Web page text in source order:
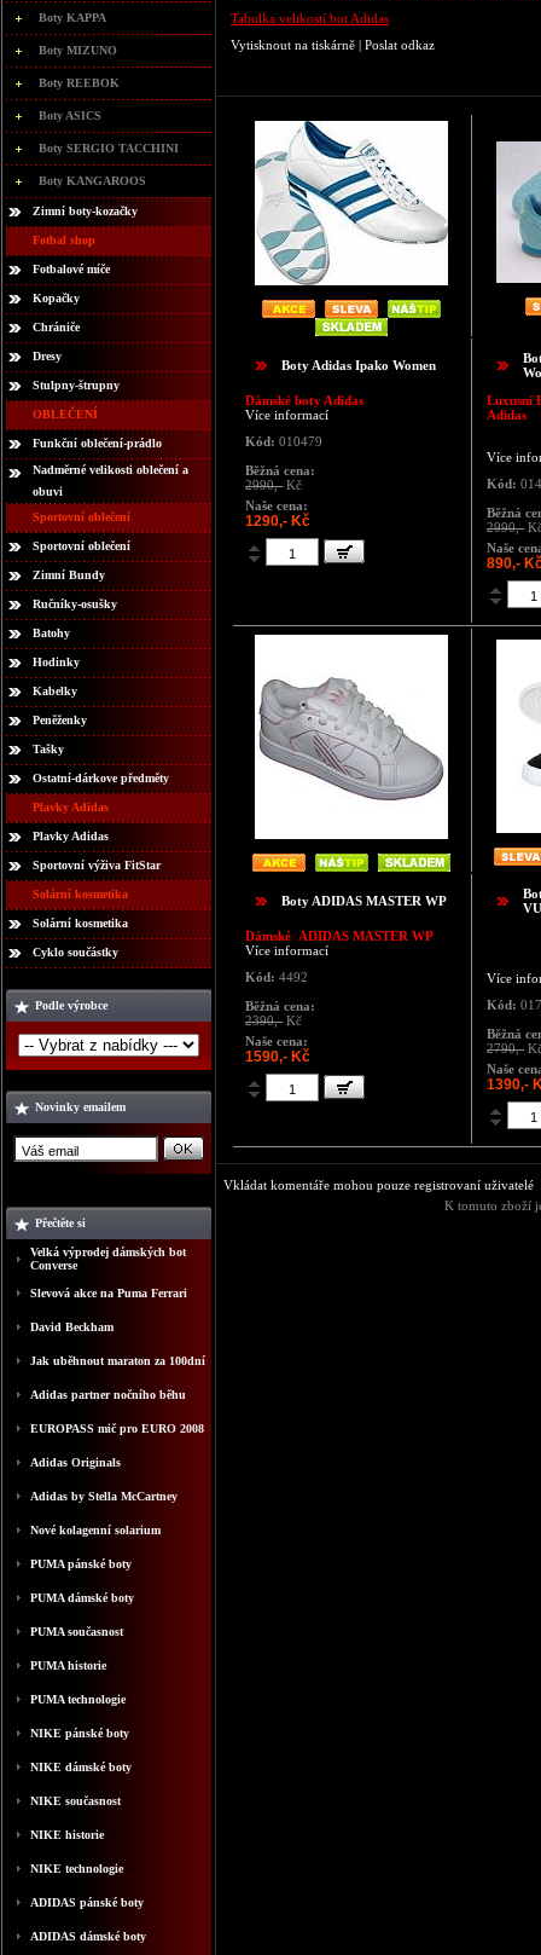
Boty KAPPA
Boty MIZUNO
Boty REEBOK
Boty ASICS
Boty SERGIO TACCHINI
Boty KANGAROOS
Zimní boty-kozačky
Fotbal shop
Fotbalové míče
Kopačky
Chrániče
Dresy
Stulpny-štrupny
OBLEČENÍ
Funkční oblečení-prádlo
Nadměrné velikosti oblečení a
obuvi
Sportovní oblečení
Sportovní oblečení
Zimní Bundy
Ručníky-osušky
Batohy
Hodinky
Kabelky
Peněženky
Tašky
Ostatní-dárkove předměty
Plavky Adidas
Plavky Adidas
Sportovní výživa FitStar
Solární kosmetika
Solární kosmetika
Cyklo součástky
Podle výrobce
Novinky emailem
Přečtěte si
Velká výprodej dámských bot
Converse
Slevová akce na Puma Ferrari
David Beckham
Jak uběhnout maraton za 100dní
Adidas partner nočního běhu
EUROPASS mič pro EURO 2008
Adidas Originals
Adidas by Stella McCartney
Nové kolagenní solarium
PUMA pánské boty
PUMA dámské boty
PUMA současnost
PUMA historie
PUMA technologie
NIKE pánské boty
NIKE dámské boty
NIKE současnost
NIKE historie
NIKE technologie
ADIDAS pánské boty
ADIDAS dámské boty
Tabulka velikostí bot Adidas
Vytisknout na tiskárně | Poslat odkaz
Boty Adidas Ipako Women
Dámské boty Adidas
Více informací
Kód: 010479
Běžná cena:
2990,- Kč
Naše cena:
1290,- Kč
Luxusní
Adidas
Více
Kód:
Běžná
2990,-
Naše
890,-
Boty ADIDAS MASTER WP
Dámské ADIDAS MASTER WP
Více informací
Kód: 4492
Běžná cena:
2390,- Kč
Naše cena:
1590,- Kč
Více
Kód:
Běžná
2790,-
Naše
1390,-
Vkládat komentáře mohou pouze registrovaní uživatelé
K tomuto zboží